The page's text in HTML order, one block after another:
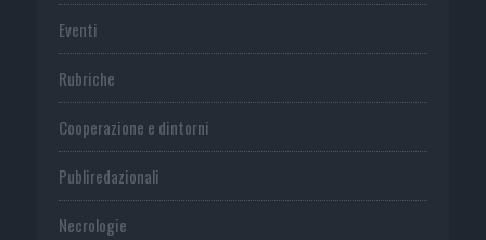
Eventi
Rubriche
Cooperazione e dintorni
Publiredazionali
Necrologie